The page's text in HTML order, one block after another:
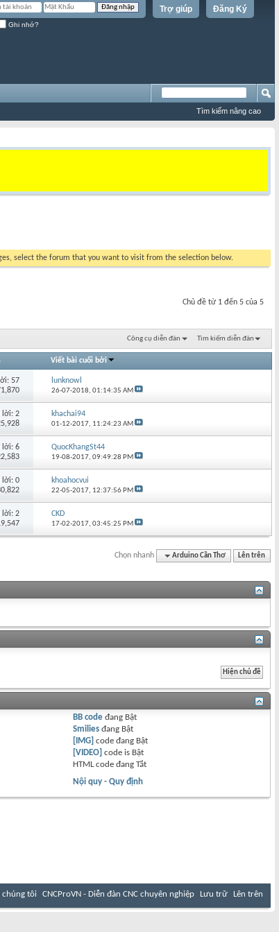
Đăng Ký
Trợ giúp
Ghi nhớ?
Tìm kiếm nâng cao
select the forum that you want to visit from the selection below.
Chủ đề từ 1 đến 5 của 5
Công cụ diễn đàn Tìm kiếm diễn đàn
Viết bài cuối bởi
57
lunknowl
26-07-2018,01:14:35 AM
lời: 2
khachai94
01-12-2017, 11:24:23 AM
lời: 6
QuocKhangSt44
19-08-2017,09:49:28 PM
lời: 0
khoahocvui
22-05-2017, 12:37:56 PM
lời: 2
CKD
17-02-2017,03:45:25 PM
Chọn nhanh Arduino Cần Thơ Lên trên
BB code đang Bật
Smilies đang Bật
[IMG] code đang Bật
[VIDEO] code is Bật
HTML code đangTắt
Nội quy - Quy định
chúng tôi CNCProVN - Diễn đàn CNC chuyên nghiệp Lưu trữ Lên trên